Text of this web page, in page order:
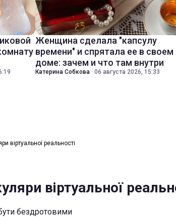
Женщина сделала "капсулу
времени" и спрятала ее в своем
доме: зачем и что там внутри
Катерина Собкова · 06 августа 2026, 15:33
віртуальної реальності
віртуальної
бездротовими